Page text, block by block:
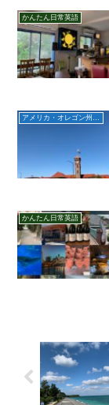
かんたん日常英語
アメリカ・オレゴン州ポートランド編
かんたん日常英語